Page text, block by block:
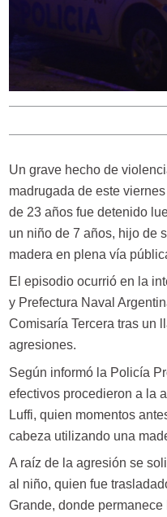
Un grave hecho de
madrugada de este
de 23 años fue detenido
un niño de 7 años, hijo de
madera en plena vía
El episodio ocurrió en la
y Prefectura Naval
Comisaría Tercera tras un
agresiones.
Según informó la Policía
efectivos procedieron a la
Luffi, quien momentos
cabeza utilizando una
A raíz de la agresión se
al niño, quien fue
Grande, donde